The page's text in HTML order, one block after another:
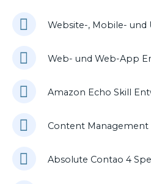
Website-, Mobile- und
Web- und Web-App
Amazon Echo Skill
Content Management
Absolute Contao 4